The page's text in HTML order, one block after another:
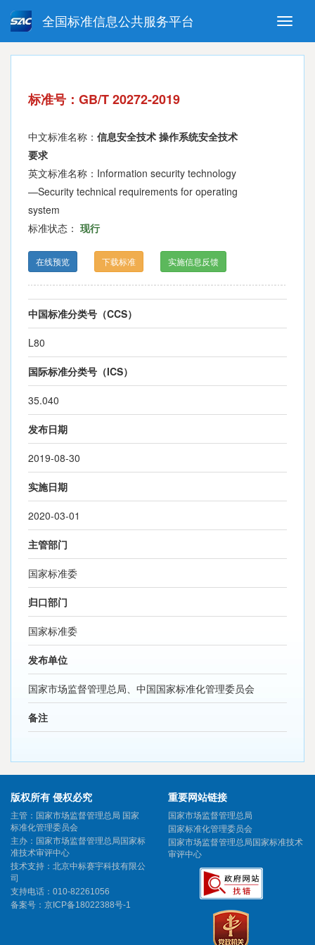
Toggle
全国标准信息公共服务平台
强制性国家标准 推荐性国家标准
指导性技术文件 (National standards in foreign
标准号：GB/T 20272-2019
中文标准名称： 信息安全技术 操作系统安全技术
要求
英文标准名称：Information security technology
—Security technical requirements for operating
system
标准状态： 现行
在线预览 下载标准 实施信息反馈
中国标准分类号（CCS）
L80
国际标准分类号（ICS）
35.040
发布日期
2019-08-30
实施日期
2020-03-01
主管部门
国家标准委
归口部门
国家标准委
发布单位
国家市场监督管理总局、中国国家标准化管理委员会
备注
版权所有 侵权必究
主管：国家市场监督管理总局 国家
标准化管理委员会
主办：国家市场监督管理总局国家标
准技术审评中心
技术支持：北京中标赛宇科技有限公
司
支持电话：010-82261056
备案号： 京ICP备18022388号-1
重要网站链接
国家市场监督管理总局
国家标准化管理委员会
国家市场监督管理总局国家标准技术
审评中心